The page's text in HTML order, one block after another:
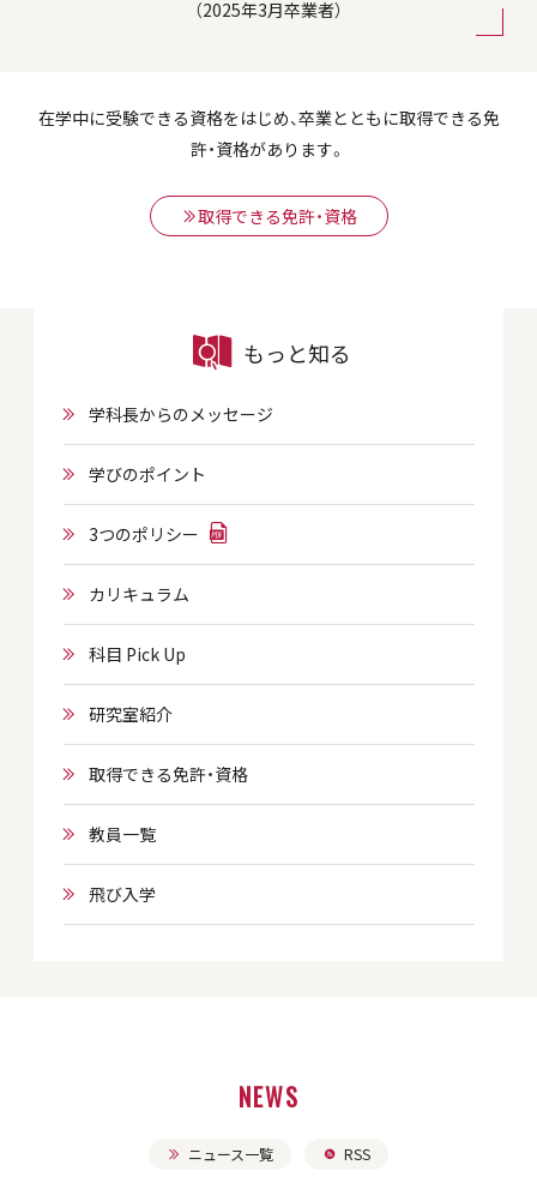
（2025年3月卒業者）
在学中に受験できる資格をはじめ、卒業とともに取得できる免
許・資格があります。
取得できる免許・資格
もっと知る
学科長からのメッセージ
学びのポイント
3つのポリシー
カリキュラム
科目 Pick Up
研究室紹介
取得できる免許・資格
教員一覧
飛び入学
NEWS
ニュース一覧 RSS